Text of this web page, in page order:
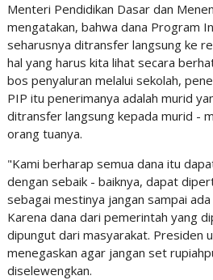
Menteri Pendidikan Dasar dan
mengatakan, bahwa dana Program
seharusnya ditransfer langsung ke
hal yang harus kita lihat secara
bos penyaluran melalui sekolah,
PIP itu penerimanya adalah murid
ditransfer langsung kepada murid -
orang tuanya.
"Kami berharap semua dana itu
dengan sebaik - baiknya, dapat
sebagai mestinya jangan sampai ada
Karena dana dari pemerintah yang
dipungut dari masyarakat. Presiden
menegaskan agar jangan set
diselewengkan.